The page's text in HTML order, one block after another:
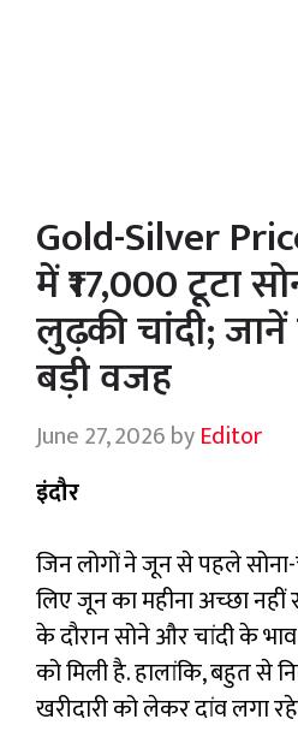
Gold-Silver
में ₹17,000 टूटा
लुढ़की चांदी; जानें
बड़ी वजह
June 27, 2026byEditor
इंदौर
जिन लोगों ने जून से पहले
लिए जून का महीना अच्‍छा नहीं
के दौरान सोने और चांदी के
को मिली है. हालांकि, बहुत से
खरीदारी को लेकर दांव लगा